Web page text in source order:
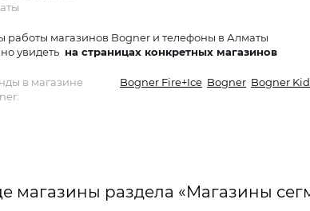
работы магазинов Bogner и телефоны в Алматы
увидеть на страницах конкретных магазинов
в магазине
Bogner Fire+Ice Bogner Bogner
магазины раздела «Магазины